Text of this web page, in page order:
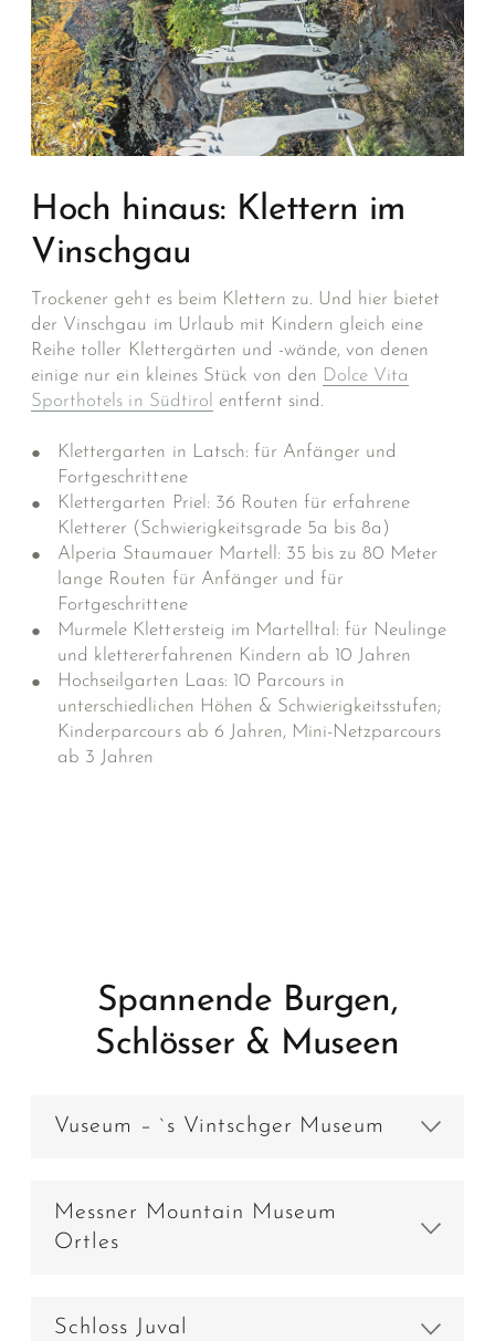
Hoch hinaus: Klettern im
Vinschgau
Trockener geht es beim Klettern zu. Und hier bietet
der Vinschgau im Urlaub mit Kindern gleich eine
Reihe toller Klettergärten und -wände, von denen
einige nur ein kleines Stück von den Dolce Vita
Sporthotels in Südtirol
entfernt sind.
Klettergarten in Latsch: für Anfänger und
Fortgeschrittene
Klettergarten Priel: 36 Routen für erfahrene
Kletterer (Schwierigkeitsgrade 5a bis 8a)
Alperia Staumauer Martell: 35 bis zu 80 Meter
lange Routen für Anfänger und für
Fortgeschrittene
Murmele Klettersteig im Martelltal: für Neulinge
und klettererfahrenen Kindern ab 10 Jahren
Hochseilgarten Laas: 10 Parcours in
unterschiedlichen Höhen & Schwierigkeitsstufen;
Kinderparcours ab 6 Jahren, Mini-Netzparcours
ab 3 Jahren
Spannende Burgen,
Schlösser & Museen
Vuseum – `s Vintschger Museum
Messner Mountain Museum
Ortles
Schloss Juval